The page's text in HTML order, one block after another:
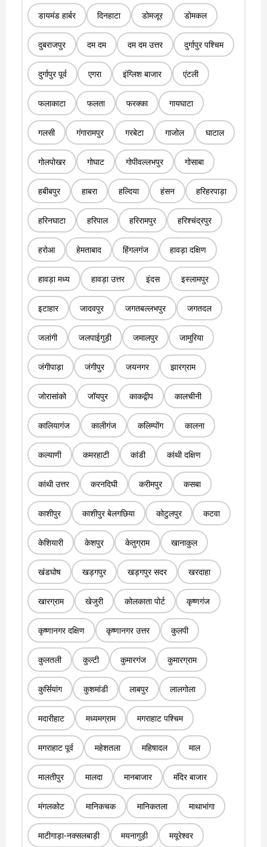
डायमंड हार्बर दिनहाटा डोमजूर डोमकल
दुबराजपुर दम दम दम दम उत्तर दुर्गापुर पश्चिम
दुर्गापुर पूर्व एगरा इंग्लिश बाजार एंटली
फलाकाटा फलता फरक्का गायघाटा
गलसी गंगारामपुर गरबेटा गाजोल घाटाल
गोलपोखर गोघाट गोपीवल्लभपुर गोसाबा
हबीबपुर हाबरा हल्दिया हंसन हरिहरपाड़ा
हरिनघाटा हरिपाल हरिरामपुर हरिश्चंद्रपुर
हरोआ हेमताबाद हिंगलगंज हावड़ा दक्षिण
हावड़ा मध्य हावड़ा उत्तर इंदस इस्लामपुर
इटाहार जादवपुर जगतबल्लभपुर जगतदल
जलांगी जलपाईगुड़ी जमालपुर जामुरिया
जंगीपाड़ा जंगीपुर जयनगर झारग्राम
जोरासांको जॉयपुर काकद्वीप कालचीनी
कालियागंज कालीगंज कलिम्पोंग कालना
कल्याणी कमरहाटी कांडी कांथी दक्षिण
कांथी उत्तर करनदिघी करीमपुर कसबा
काशीपुर काशीपुर बेलगछिया कोटुलपुर कटवा
केशियारी केशपुर केतुग्राम खानाकुल
खंडघोष खड़गपुर खड़गपुर सदर खरदाहा
खारग्राम खेजुरी कोलकाता पोर्ट कृष्णगंज
कृष्णानगर दक्षिण कृष्णानगर उत्तर कुलपी
कुलतली कुल्टी कुमारगंज कुमारग्राम
कुर्सियांग कुशमांडी लाबपुर लालगोला
मदारीहाट मध्यमग्राम मगराहाट पश्चिम
मगराहाट पूर्व महेशतला महिषादल माल
मालतीपुर मालदा मानबाजार मंदिर बाजार
मंगलकोट मानिकचक मानिकतला माथाभांगा
माटीगाड़ा-नक्सलबाड़ी मयनागुड़ी मयूरेश्वर